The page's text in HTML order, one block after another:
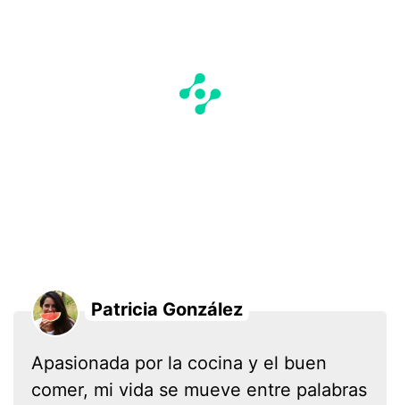
Patricia González
Apasionada por la cocina y el buen
comer, mi vida se mueve entre palabras